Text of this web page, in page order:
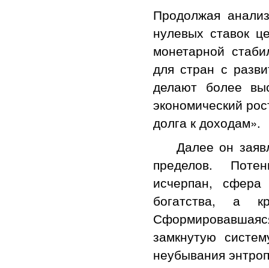
Продолжая
нулевых ставок
монетарной
для стран с
делают более
экономический
долга к доходам».
Далее он
пределов.
исчерпан,
богатства, а
замкнутую
неубывания